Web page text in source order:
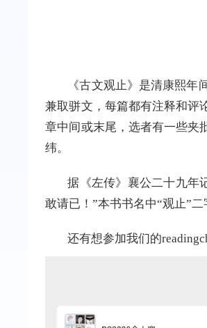
《古文观止》是清康熙
兼取骈文，每篇都有注释和评
章中间或末尾，选者有一些夹
纬。
据《左传》襄公二十九年
敢请已！”本书书名中“观止”
还有想参加我们的